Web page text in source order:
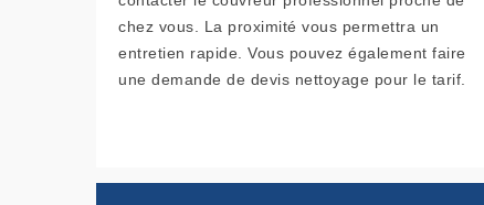
chez vous. La proximité vous permettra un
entretien rapide. Vous pouvez également faire
une demande de devis nettoyage pour le tarif.